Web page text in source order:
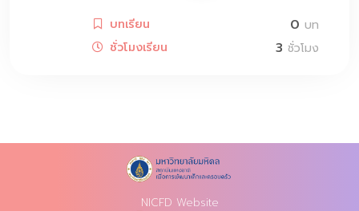
บทเรียน 0 บท
ชั่วโมงเรียน
3 ชั่วโมง
NICFD Website